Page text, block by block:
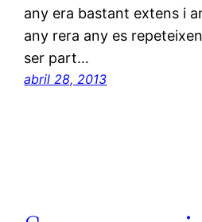
any era bastant extens i
any rera any es
ser part…
abril 28, 2013